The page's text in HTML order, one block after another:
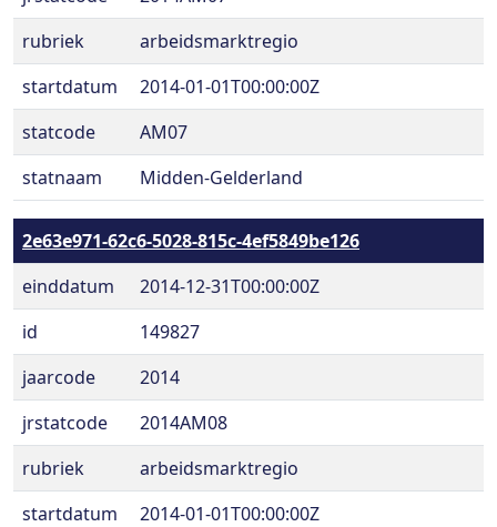
rubriek
arbeidsmarktregio
startdatum
2014-01-01T00:00:00Z
statcode
AM07
statnaam
Midden-Gelderland
2e63e971-62c6-5028-815c-4ef5849be126
einddatum
2014-12-31T00:00:00Z
id
149827
jaarcode
2014
jrstatcode
2014AM08
rubriek
arbeidsmarktregio
startdatum
2014-01-01T00:00:00Z